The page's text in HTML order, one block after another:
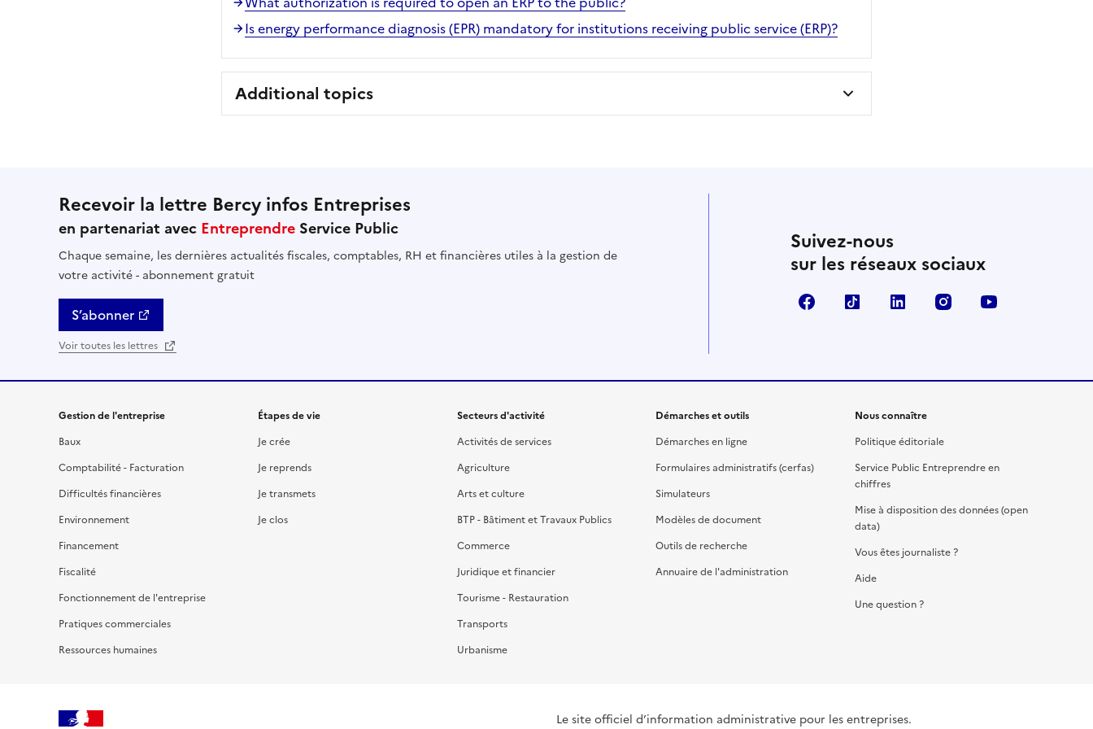
Is energy performance diagnosis (EPR) mandatory for institutions receiving public service (ERP)?
Additional topics
Recevoir la lettre Bercy infos Entreprises
en partenariat avec Entreprendre Service Public
Chaque semaine, les dernières actualités fiscales, comptables, RH et financières utiles à la gestion de
votre activité - abonnement gratuit
S’abonner
Voir toutes les lettres
Suivez-nous
sur les réseaux sociaux
FacebookTikTok Linkedin Instagram
Gestion de l'entreprise
Baux
Comptabilité - Facturation
Difficultés financières
Environnement
Financement
Fiscalité
Fonctionnement de l'entreprise
Pratiques commerciales
Ressources humaines
Étapes de vie
Je crée
Je reprends
Je transmets
Je clos
Secteurs d'activité
Activités de services
Agriculture
Arts et culture
BTP - Bâtiment et Travaux Publics
Commerce
Juridique et financier
Tourisme - Restauration
Transports
Urbanisme
Démarches et outils
Démarches en ligne
Formulaires administratifs (cerfas)
Simulateurs
Modèles de document
Outils de recherche
Annuaire de l'administration
Nous connaître
Politique éditoriale
Service Public Entreprendre en
chiffres
Mise à disposition des données (open
data)
Vous êtes journaliste ?
Aide
Une question ?
Le site officiel d’information administrative pour les entreprises.